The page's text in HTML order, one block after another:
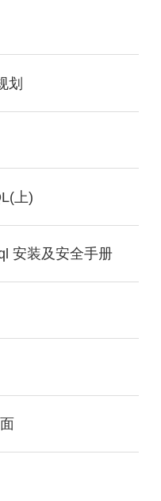
划
上)
安装及安全手册